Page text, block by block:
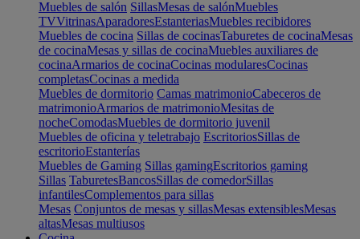
Muebles de salón SillasMesas de salónMuebles
TVVitrinasAparadoresEstanteriasMuebles recibidores
Muebles de cocina Sillas de cocinasTaburetes de cocinaMesas
de cocinaMesas y sillas de cocinaMuebles auxiliares de
cocinaArmarios de cocinaCocinas modularesCocinas
completasCocinas a medida
Muebles de dormitorio Camas matrimonioCabeceros de
matrimonioArmarios de matrimonioMesitas de
nocheComodasMuebles de dormitorio juvenil
Muebles de oficina y teletrabajo EscritoriosSillas de
escritorioEstanterías
Muebles de Gaming Sillas gamingEscritorios gaming
Sillas TaburetesBancosSillas de comedorSillas
infantilesComplementos para sillas
Mesas Conjuntos de mesas y sillasMesas extensiblesMesas
altasMesas multiusos